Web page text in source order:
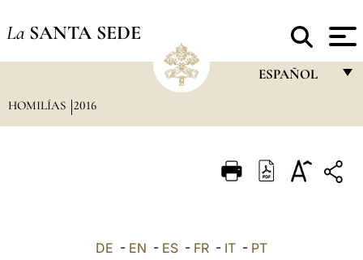
La SANTA SEDE
ESPAÑOL
ITALIANO
HOMILÍAS 2016
DE - EN - ES - FR - IT - PT